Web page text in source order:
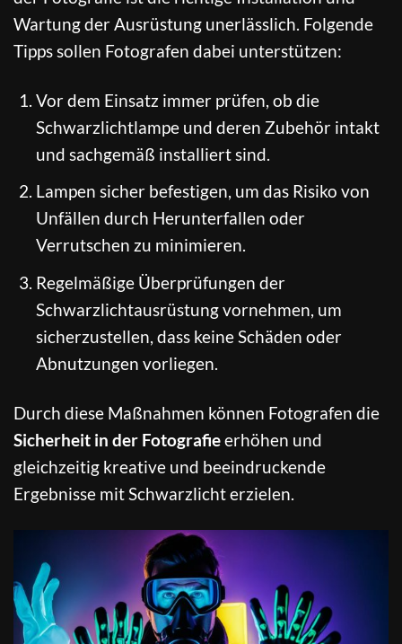
Wartung der Ausrüstung unerlässlich. Folgende
Tipps sollen Fotografen dabei unterstützen:
Vor dem Einsatz immer prüfen, ob die
Schwarzlichtlampe und deren Zubehör intakt
und sachgemäß installiert sind.
Lampen sicher befestigen, um das Risiko von
Unfällen durch Herunterfallen oder
Verrutschen zu minimieren.
Regelmäßige Überprüfungen der
Schwarzlichtausrüstung vornehmen, um
sicherzustellen, dass keine Schäden oder
Abnutzungen vorliegen.
Durch diese Maßnahmen können Fotografen die
Sicherheit in der Fotografieerhöhen und
gleichzeitig kreative und beeindruckende
Ergebnisse mit Schwarzlicht erzielen.